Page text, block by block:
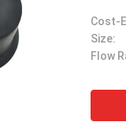
Cost-
Size:
Flow